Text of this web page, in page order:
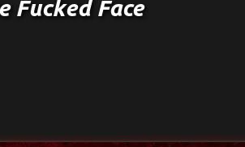
Fucked Face